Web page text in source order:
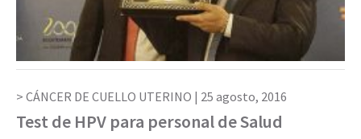
CÁNCER DE CUELLO UTERINO | 25 agosto, 2016
Test de HPV para personal de Salud